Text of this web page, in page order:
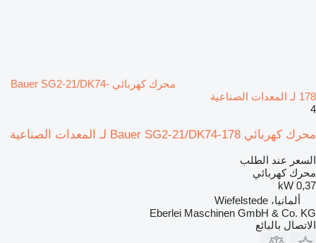
محرك كهربائي Bauer SG2-21/DK74-
178 لـ المعدات الصناعية
4
محرك كهربائي Bauer SG2-21/DK74-178 لـ المعدات الصناعية
السعر عند الطلب
محرك كهربائي
0,37 kW
ألمانيا، Wiefelstede
Eberlei Maschinen GmbH & Co. KG
الاتصال بالبائع